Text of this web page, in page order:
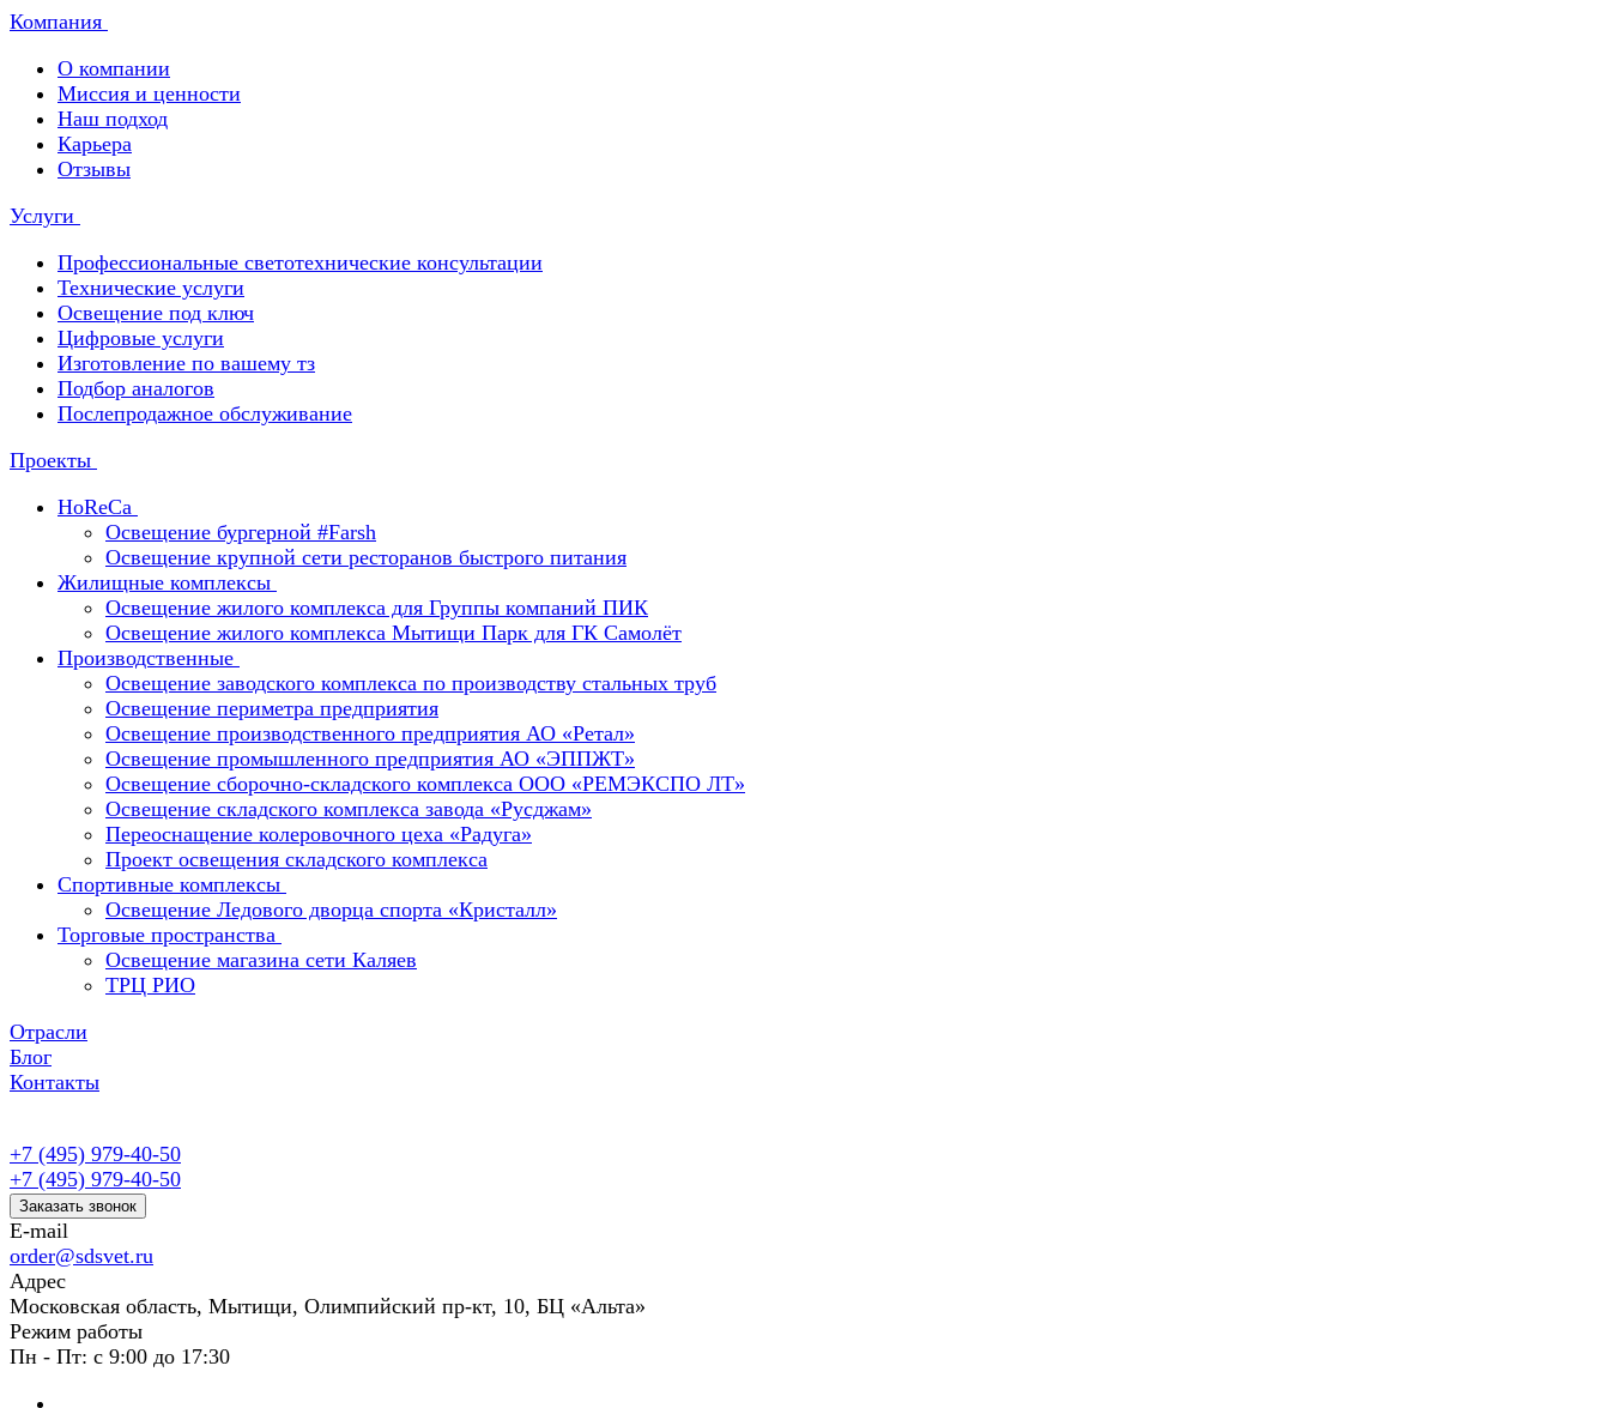
Компания
О компании
Миссия и ценности
Наш подход
Карьера
Отзывы
Услуги
Профессиональные светотехнические консультации
Технические услуги
Освещение под ключ
Цифровые услуги
Изготовление по вашему тз
Подбор аналогов
Послепродажное обслуживание
Проекты
HoReCa
Освещение бургерной #Farsh
Освещение крупной сети ресторанов быстрого питания
Жилищные комплексы
Освещение жилого комплекса для Группы компаний ПИК
Освещение жилого комплекса Мытищи Парк для ГК Самолёт
Производственные
Освещение заводского комплекса по производству стальных труб
Освещение периметра предприятия
Освещение производственного предприятия АО «Ретал»
Освещение промышленного предприятия АО «ЭППЖТ»
Освещение сборочно-складского комплекса ООО «РЕМЭКСПО ЛТ»
Освещение складского комплекса завода «Русджам»
Переоснащение колеровочного цеха «Радуга»
Проект освещения складского комплекса
Спортивные комплексы
Освещение Ледового дворца спорта «Кристалл»
Торговые пространства
Освещение магазина сети Каляев
ТРЦ РИО
Отрасли
Блог
Контакты
+7 (495) 979-40-50
+7 (495) 979-40-50
Заказать звонок
E-mail
order@sdsvet.ru
Адрес
Московская область, Мытищи, Олимпийский пр-кт, 10, БЦ «Альта»
Режим работы
Пн - Пт: с 9:00 до 17:30